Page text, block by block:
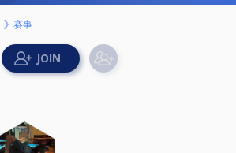
赛事